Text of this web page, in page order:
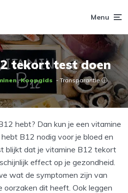
Menu
tekort test doen
Koopgids - Transparantie ⓘ
hebt? Dan kun je een vitamine
B12 nodig voor je bloed en
blijkt dat je vitamine B12 tekort
effect op je gezondheid.
wat de symptomen zijn van
dit heeft. Ook leggen